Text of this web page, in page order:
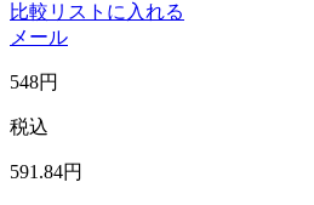
比較リストに入れる
メール
548円
税込
591.84円